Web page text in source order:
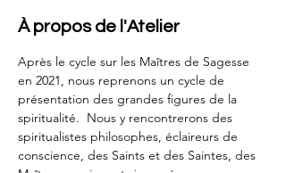
À propos de l'Atelier
Après le cycle sur les Maîtres de Sagesse
en 2021, nous reprenons un cycle de
présentation des grandes figures de la
spiritualité.  Nous y rencontrerons des
spiritualistes philosophes, éclaireurs de
conscience, des Saints et des Saintes, des